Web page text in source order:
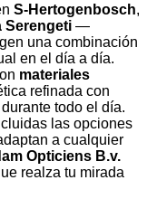
S-Hertogenbosch,
Serengeti —
una combinación
en el día a día.
materiales
refinada con
todo el día.
las opciones
a cualquier
Opticiens B.v.
realza tu mirada